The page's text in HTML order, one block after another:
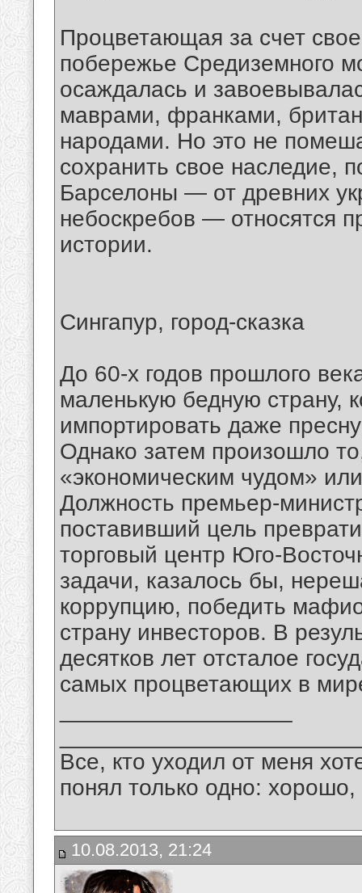
Процветающая за счет
побережье Средиземного
осаждалась и
маврами, франками,
народами. Но это не
сохранить свое наследие,
Барселоны — от древних
небоскребов — относятся
истории.
Сингапур, город-сказка
До 60-х годов прошлого
маленькую бедную страну,
импортировать даже
Однако затем произошло
«экономическим чудом»
Должность премьер-
поставивший цель
торговый центр Юго-
задачи, казалось бы,
коррупцию, победить
страну инвесторов. В
десятков лет отсталое
самых процветающих в
Все, кто уходил от меня
понял только одно:
10.08.2013, 21:24